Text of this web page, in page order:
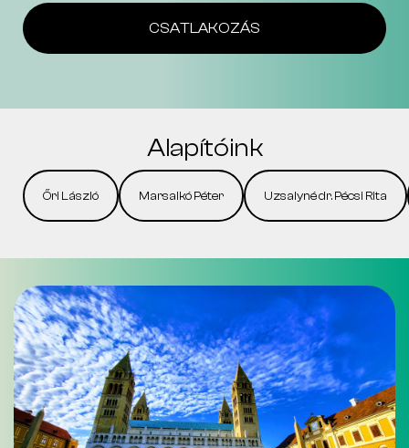
CSATLAKOZÁS
Alapítóink
Őri László Marsalkó Péter Uzsalyné dr. Pécsi Rita